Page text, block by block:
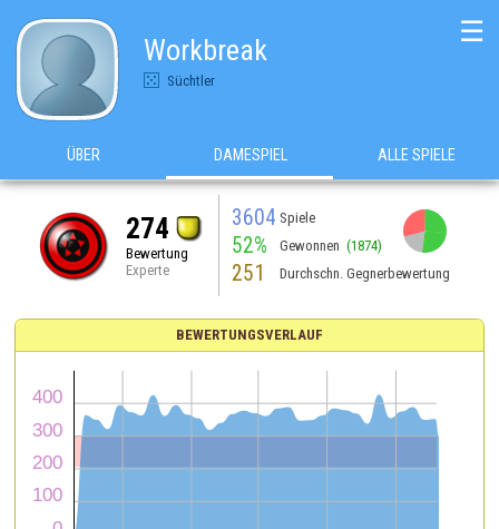
Workbreak
Süchtler
☰
ÜBER DAMESPIEL ALLE SPIELE
274
Bewertung
Experte
3604 Spiele
52% Gewonnen (1874)
251 Durchschn. Gegnerbewertung
BEWERTUNGSVERLAUF